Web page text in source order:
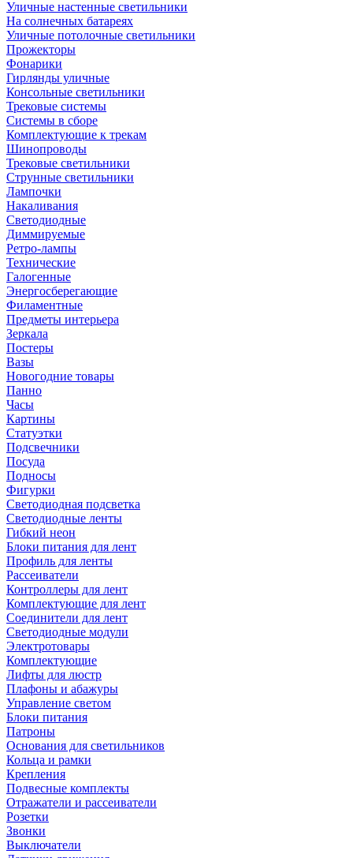
Уличные настенные светильники
На солнечных батареях
Уличные потолочные светильники
Прожекторы
Фонарики
Гирлянды уличные
Консольные светильники
Трековые системы
Системы в сборе
Комплектующие к трекам
Шинопроводы
Трековые светильники
Струнные светильники
Лампочки
Накаливания
Светодиодные
Диммируемые
Ретро-лампы
Технические
Галогенные
Энергосберегающие
Филаментные
Предметы интерьера
Зеркала
Постеры
Вазы
Новогодние товары
Панно
Часы
Картины
Статуэтки
Подсвечники
Посуда
Подносы
Фигурки
Светодиодная подсветка
Светодиодные ленты
Гибкий неон
Блоки питания для лент
Профиль для ленты
Рассеиватели
Контроллеры для лент
Комплектующие для лент
Соединители для лент
Светодиодные модули
Электротовары
Комплектующие
Лифты для люстр
Плафоны и абажуры
Управление светом
Блоки питания
Патроны
Основания для светильников
Кольца и рамки
Крепления
Подвесные комплекты
Отражатели и рассеиватели
Розетки
Звонки
Выключатели